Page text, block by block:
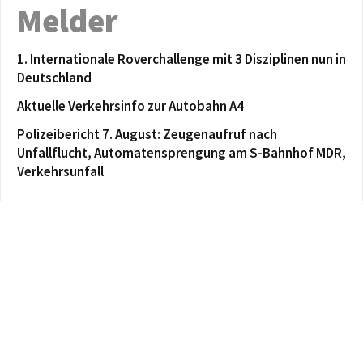
Melder
1. Internationale Roverchallenge mit 3 Disziplinen nun in
Deutschland
Aktuelle Verkehrsinfo zur Autobahn A4
Polizeibericht 7. August: Zeugenaufruf nach
Unfallflucht, Automatensprengung am S-Bahnhof MDR,
Verkehrsunfall